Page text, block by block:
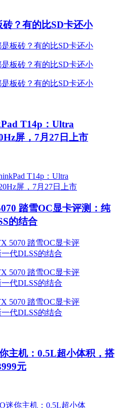
？有的比SD卡还小
T14p：Ultra
屏，7月27日上市
踏雪OC显卡评测：纯
的结合
主机：0.5L超小体积，搭
元